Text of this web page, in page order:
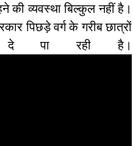
व्यवस्था बिल्कुल नहीं है।
पिछड़े वर्ग के गरीब छात्रों
पा रही है।